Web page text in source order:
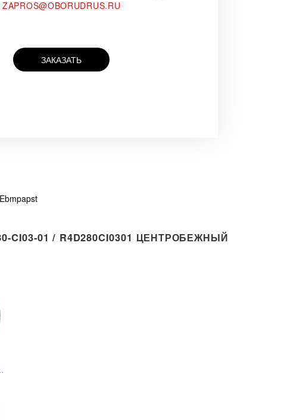
ZAPROS@OBORUDRUS.RU
ЗАКАЗАТЬ
CI03-01 / R4D280CI0301 ЦЕНТРОБЕЖНЫЙ